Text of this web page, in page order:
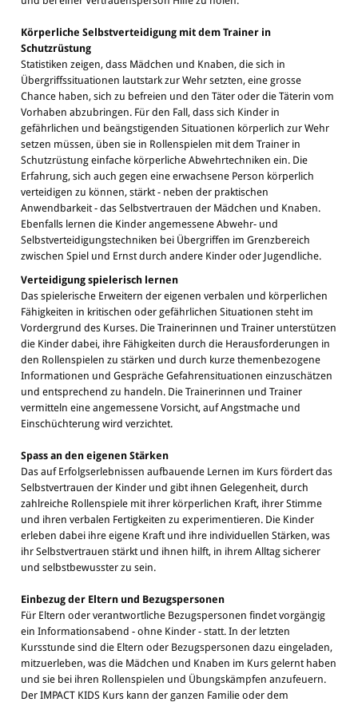
Körperliche Selbstverteidigung mit dem Trainer in
Schutzrüstung
Statistiken zeigen, dass Mädchen und Knaben, die sich in
Übergriffssituationen lautstark zur Wehr setzten, eine grosse
Chance haben, sich zu befreien und den Täter oder die Täterin vom
Vorhaben abzubringen. Für den Fall, dass sich Kinder in
gefährlichen und beängstigenden Situationen körperlich zur Wehr
setzen müssen, üben sie in Rollenspielen mit dem Trainer in
Schutzrüstung einfache körperliche Abwehrtechniken ein. Die
Erfahrung, sich auch gegen eine erwachsene Person körperlich
verteidigen zu können, stärkt - neben der praktischen
Anwendbarkeit - das Selbstvertrauen der Mädchen und Knaben.
Ebenfalls lernen die Kinder angemessene Abwehr- und
Selbstverteidigungstechniken bei Übergriffen im Grenzbereich
zwischen Spiel und Ernst durch andere Kinder oder Jugendliche.
Verteidigung spielerisch lernen
Das spielerische Erweitern der eigenen verbalen und körperlichen
Fähigkeiten in kritischen oder gefährlichen Situationen steht im
Vordergrund des Kurses. Die Trainerinnen und Trainer unterstützen
die Kinder dabei, ihre Fähigkeiten durch die Herausforderungen in
den Rollenspielen zu stärken und durch kurze themenbezogene
Informationen und Gespräche Gefahrensituationen einzuschätzen
und entsprechend zu handeln. Die Trainerinnen und Trainer
vermitteln eine angemessene Vorsicht, auf Angstmache und
Einschüchterung wird verzichtet.
Spass an den eigenen Stärken
Das auf Erfolgserlebnissen aufbauende Lernen im Kurs fördert das
Selbstvertrauen der Kinder und gibt ihnen Gelegenheit, durch
zahlreiche Rollenspiele mit ihrer körperlichen Kraft, ihrer Stimme
und ihren verbalen Fertigkeiten zu experimentieren. Die Kinder
erleben dabei ihre eigene Kraft und ihre individuellen Stärken, was
ihr Selbstvertrauen stärkt und ihnen hilft, in ihrem Alltag sicherer
und selbstbewusster zu sein.
Einbezug der Eltern und Bezugspersonen
Für Eltern oder verantwortliche Bezugspersonen findet vorgängig
ein Informationsabend - ohne Kinder - statt. In der letzten
Kursstunde sind die Eltern oder Bezugspersonen dazu eingeladen,
mitzuerleben, was die Mädchen und Knaben im Kurs gelernt haben
und sie bei ihren Rollenspielen und Übungskämpfen anzufeuern.
Der IMPACT KIDS Kurs kann der ganzen Familie oder dem